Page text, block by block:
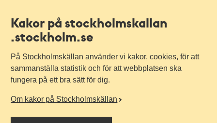
Kakor på stockholmskallan
.stockholm.se
På Stockholmskällan använder vi kakor, cookies, för att
sammanställa statistik och för att webbplatsen ska
fungera på ett bra sätt för dig.
Om kakor på Stockholmskällan